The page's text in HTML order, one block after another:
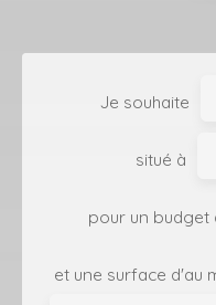
Je souhaite
situé à
pour un budget
et une surface d'au